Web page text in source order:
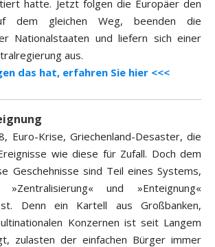
hatte. Jetzt folgen die Europäer den
dem gleichen Weg, beenden die
Nationalstaaten und liefern sich einer
aus.
das hat, erfahren Sie hier <<<
Euro-Krise, Griechenland-Desaster, die
wie diese für Zufall. Doch dem
Geschehnisse sind Teil eines Systems,
und »Enteignung«
Denn ein Kartell aus Großbanken,
Konzernen ist seit Langem
zulasten der einfachen Bürger immer